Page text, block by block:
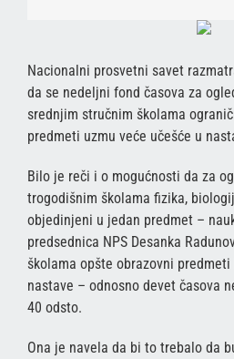
Nacionalni prosvetni savet
da se nedeljni fond časova za
srednjim stručnim školama
predmeti uzmu veće učešće u
Bilo je reči i o mogućnosti da za
trogodišnim školama fizika,
objedinjeni u jedan predmet –
predsednica NPS Desanka
školama opšte obrazovni
nastave – odnosno devet časova
40 odsto.
Ona je navela da bi to trebalo da